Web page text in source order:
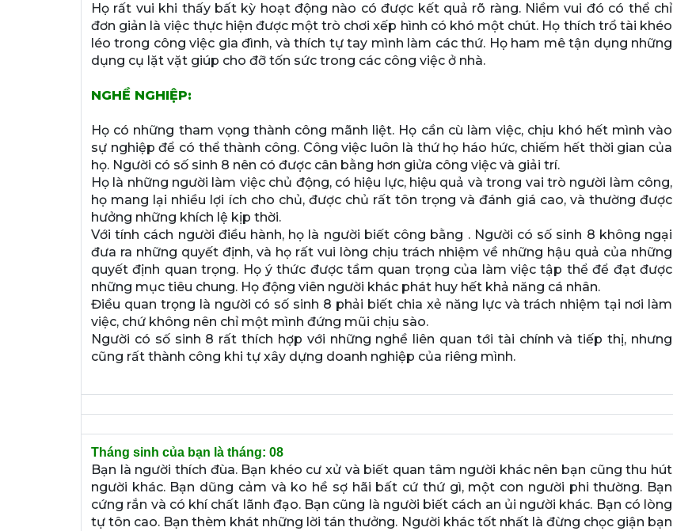
Họ rất vui khi thấy bất kỳ hoạt động nào có được kết quả rõ ràng. Niềm vui đó có thể chỉ
đơn giản là việc thực hiện được một trò chơi xếp hình có khó một chút. Họ thích trổ tài khéo
léo trong công việc gia đình, và thích tự tay mình làm các thứ. Họ ham mê tận dụng những
dụng cụ lặt vặt giúp cho đỡ tốn sức trong các công việc ở nhà.
NGHỀ NGHIỆP:
Họ có những tham vọng thành công mãnh liệt. Họ cần cù làm việc, chịu khó hết mình vào
sự nghiệp để có thể thành công. Công việc luôn là thứ họ háo hức, chiếm hết thời gian của
họ. Người có số sinh 8 nên có được cân bằng hơn giửa công việc và giải trí.
Họ là những người làm việc chủ động, có hiệu lực, hiệu quả và trong vai trò người làm công,
họ mang lại nhiều lợi ích cho chủ, được chủ rất tôn trọng và đánh giá cao, và thường được
hưởng những khích lệ kịp thời.
Với tính cách người điều hành, họ là người biết công bằng . Người có số sinh 8 không ngại
đưa ra những quyết định, và họ rất vui lòng chịu trách nhiệm về những hậu quả của những
quyết định quan trọng. Họ ý thức được tầm quan trọng của làm việc tập thể để đạt được
những mục tiêu chung. Họ động viên người khác phát huy hết khả năng cá nhân.
Điều quan trọng là người có số sinh 8 phải biết chia xẻ năng lực và trách nhiệm tại nơi làm
việc, chứ không nên chỉ một mình đứng mũi chịu sào.
Người có số sinh 8 rất thích hợp với những nghề liên quan tới tài chính và tiếp thị, nhưng
cũng rất thành công khi tự xây dựng doanh nghiệp của riêng mình.
Tháng sinh của bạn là tháng: 08
Bạn là người thích đùa. Bạn khéo cư xử và biết quan tâm người khác nên bạn cũng thu hút
người khác. Bạn dũng cảm và ko hề sợ hãi bất cứ thứ gì, một con người phi thường. Bạn
cứng rắn và có khí chất lãnh đạo. Bạn cũng là người biết cách an ủi người khác. Bạn có lòng
tự tôn cao. Bạn thèm khát những lời tán thưởng. Người khác tốt nhất là đừng chọc giận bạn